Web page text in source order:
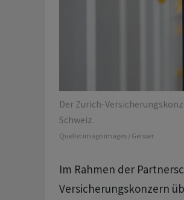
Der Zurich-
Schweiz.
Quelle: imago images / Geisser
Im Rahmen der
Versicherungskonzern